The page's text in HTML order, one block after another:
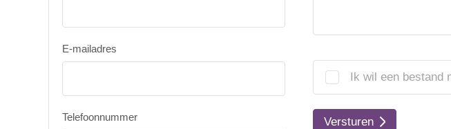
E-mailadres
Telefoonnummer
Ik wil een bestand
Versturen